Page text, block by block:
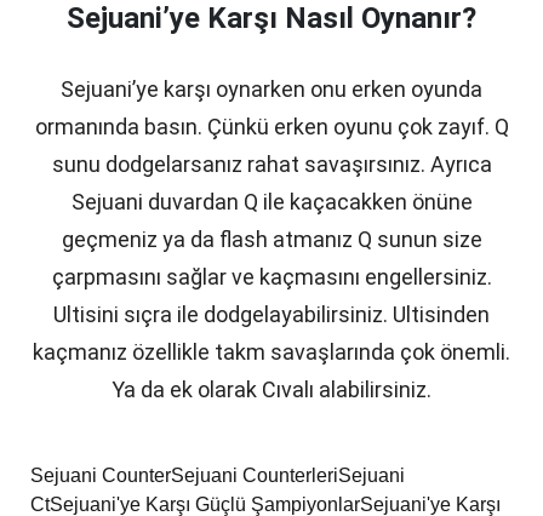
Sejuani’ye Karşı Nasıl Oynanır?
Sejuani’ye karşı oynarken onu erken oyunda
ormanında basın. Çünkü erken oyunu çok zayıf. Q
sunu dodgelarsanız rahat savaşırsınız. Ayrıca
Sejuani duvardan Q ile kaçacakken önüne
geçmeniz ya da flash atmanız Q sunun size
çarpmasını sağlar ve kaçmasını engellersiniz.
Ultisini sıçra ile dodgelayabilirsiniz. Ultisinden
kaçmanız özellikle takm savaşlarında çok önemli.
Ya da ek olarak Cıvalı alabilirsiniz.
Sejuani CounterSejuani CounterleriSejuani
CtSejuani'ye Karşı Güçlü ŞampiyonlarSejuani'ye Karşı